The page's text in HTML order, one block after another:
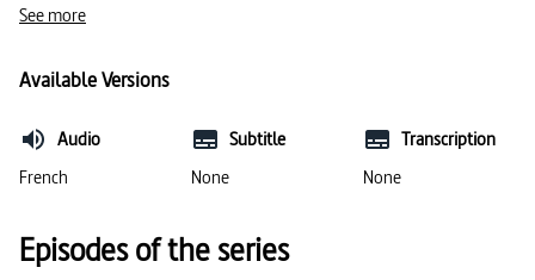
#histoire de la technologie
#histoire des civilisations
#mobilité (sciences informatiques et techniques)
See more
Available Versions
Audio
French
Subtitle
None
Transcription
None
Episodes of the series